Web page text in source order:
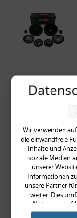
Wir verwenden
die einwandfreie
Inhalte und
soziale Medien
unserer
Informationen
unsere Partner
weiter. Dies
Products)